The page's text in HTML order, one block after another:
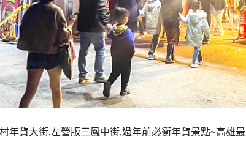
年貨大街,左營版三鳳中街,過年前必衝年貨景點~高雄